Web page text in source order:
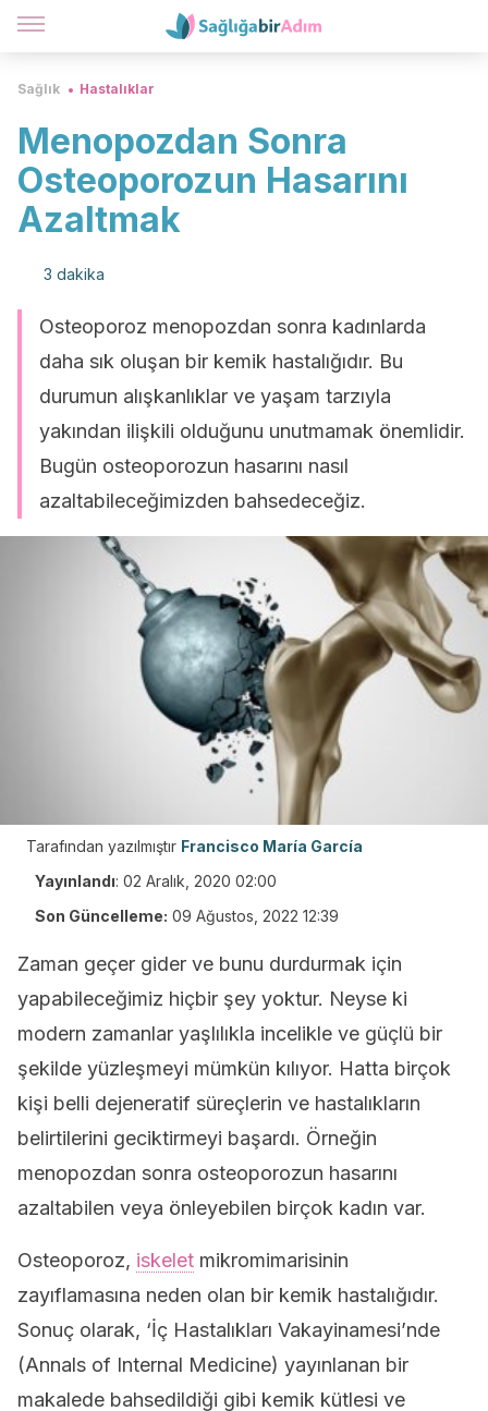
Sağlık Hastalıklar
Menopozdan Sonra
Osteoporozun Hasarını
Azaltmak
3 dakika
Osteoporoz menopozdan sonra kadınlarda
daha sık oluşan bir kemik hastalığıdır. Bu
durumun alışkanlıklar ve yaşam tarzıyla
yakından ilişkili olduğunu unutmamak önemlidir.
Bugün osteoporozun hasarını nasıl
azaltabileceğimizden bahsedeceğiz.
Tarafından yazılmıştır Francisco María García
Yayınlandı: 02 Aralık, 2020 02:00
Son Güncelleme: 09 Ağustos, 2022 12:39
Zaman geçer gider ve bunu durdurmak için
yapabileceğimiz hiçbir şey yoktur. Neyse ki
modern zamanlar yaşlılıkla incelikle ve güçlü bir
şekilde yüzleşmeyi mümkün kılıyor. Hatta birçok
kişi belli dejeneratif süreçlerin ve hastalıkların
belirtilerini geciktirmeyi başardı. Örneğin
menopozdan sonra osteoporozun hasarını
azaltabilen veya önleyebilen birçok kadın var.
Osteoporoz, iskelet mikromimarisinin
zayıflamasına neden olan bir kemik hastalığıdır.
Sonuç olarak, ‘İç Hastalıkları Vakayinamesi’nde
(Annals of Internal Medicine) yayınlanan bir
makalede bahsedildiği gibi kemik kütlesi ve